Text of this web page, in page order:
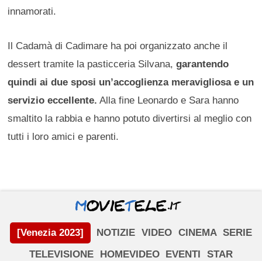
innamorati.
Il Cadamà di Cadimare ha poi organizzato anche il
dessert tramite la pasticceria Silvana,garantendo
quindi ai due sposi un’accoglienza meravigliosa e un
servizio eccellente. Alla fine Leonardo e Sara hanno
smaltito la rabbia e hanno potuto divertirsi al meglio con
tutti i loro amici e parenti.
[Venezia 2023] NOTIZIE VIDEO CINEMA SERIE
TELEVISIONE
HOMEVIDEO EVENTI STAR